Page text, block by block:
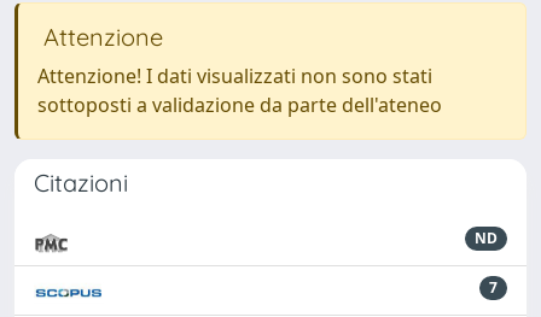
Attenzione
Attenzione! I dati visualizzati non sono stati
sottoposti a validazione da parte dell'ateneo
Citazioni
ND
7